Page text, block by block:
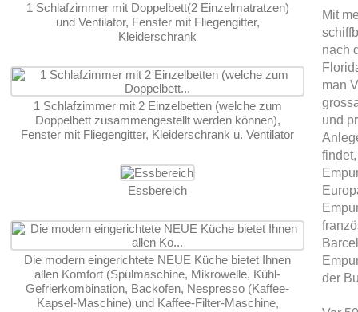
1 Schlafzimmer mit Doppelbett(2 Einzelmatratzen)
und Ventilator, Fenster mit Fliegengitter,
Kleiderschrank
1 Schlafzimmer mit 2 Einzelbetten (welche zum
Doppelbett zusammengestellt werden können),
Fenster mit Fliegengitter, Kleiderschrank u. Ventilator
Essbereich
Die modern eingerichtete NEUE Küche bietet Ihnen
allen Komfort (Spülmaschine, Mikrowelle, Kühl-
Gefrierkombination, Backofen, Nespresso (Kaffee-
Kapsel-Maschine) und Kaffee-Filter-Maschine,
Mit
nach
man
und
der